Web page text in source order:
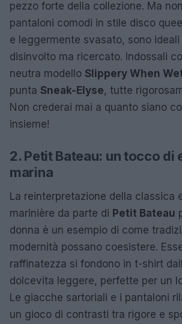
pezzo forte della collezione. Ma
pantaloni comodi in stile disco
e leggermente svasato, sono ideali
disinvolto ma ricercato. Indossali
neutra modello Slippery When
punta Sneak-Elyse, tutte
Non crederai mai a quanto siano
insieme!
2. Petit Bateau: un tocco di
marina
La reinterpretazione della classica
marinière da parte di Petit Bateau
donna è un esempio di come
modernità possano coesistere.
raffinatezza si fondono in t-shirt
dolcevita leggere, perfette per un
Le giacche sartoriali e i pantaloni
un gioco di contrasti tra rigore e